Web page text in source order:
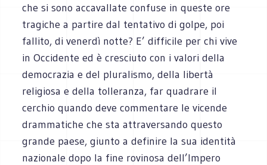
che si sono accavallate confuse in queste ore
tragiche a partire dal tentativo di golpe, poi
fallito, di venerdì notte? E’ difficile per chi vive
in Occidente ed è cresciuto con i valori della
democrazia e del pluralismo, della libertà
religiosa e della tolleranza, far quadrare il
cerchio quando deve commentare le vicende
drammatiche che sta attraversando questo
grande paese, giunto a definire la sua identità
nazionale dopo la fine rovinosa dell’Impero